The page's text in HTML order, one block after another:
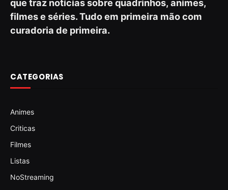
que traz notícias sobre quadrinhos, animes,
filmes e séries. Tudo em primeira mão com
curadoria de primeira.
CATEGORIAS
Animes
Criticas
Filmes
Listas
NoStreaming